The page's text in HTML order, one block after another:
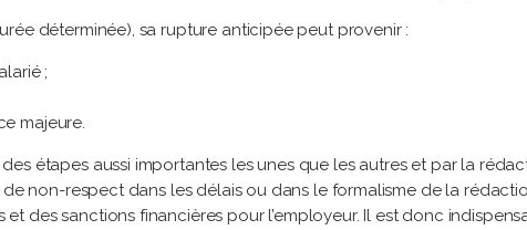
déterminée), sa rupture anticipée peut provenir :
;
majeure.
étapes aussi importantes les unes que les autres et par la
non-respect dans les délais ou dans le formalisme de la
et des sanctions financières pour l’employeur. Il est donc